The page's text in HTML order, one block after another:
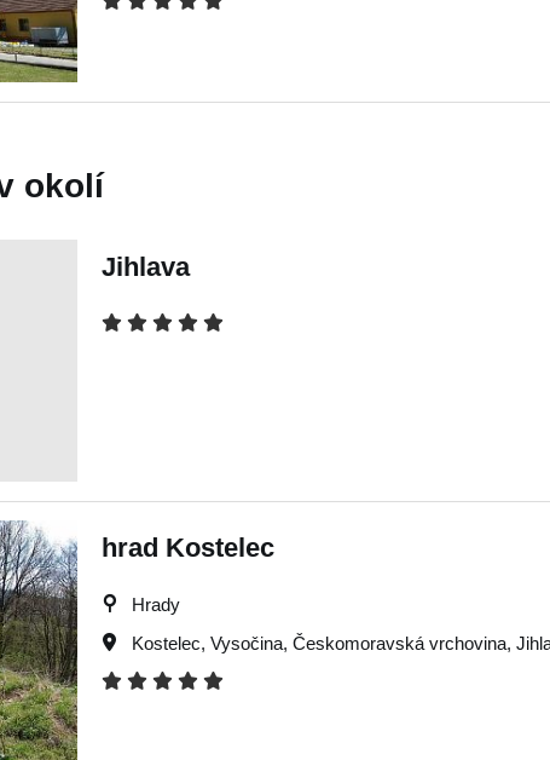
okolí
Jihlava
hrad Kostelec
Hrady
Kostelec, Vysočina, Českomoravská vrchovina,